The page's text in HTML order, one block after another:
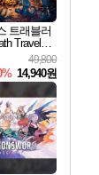
트래블러
Traveler I
49,800
14,940원